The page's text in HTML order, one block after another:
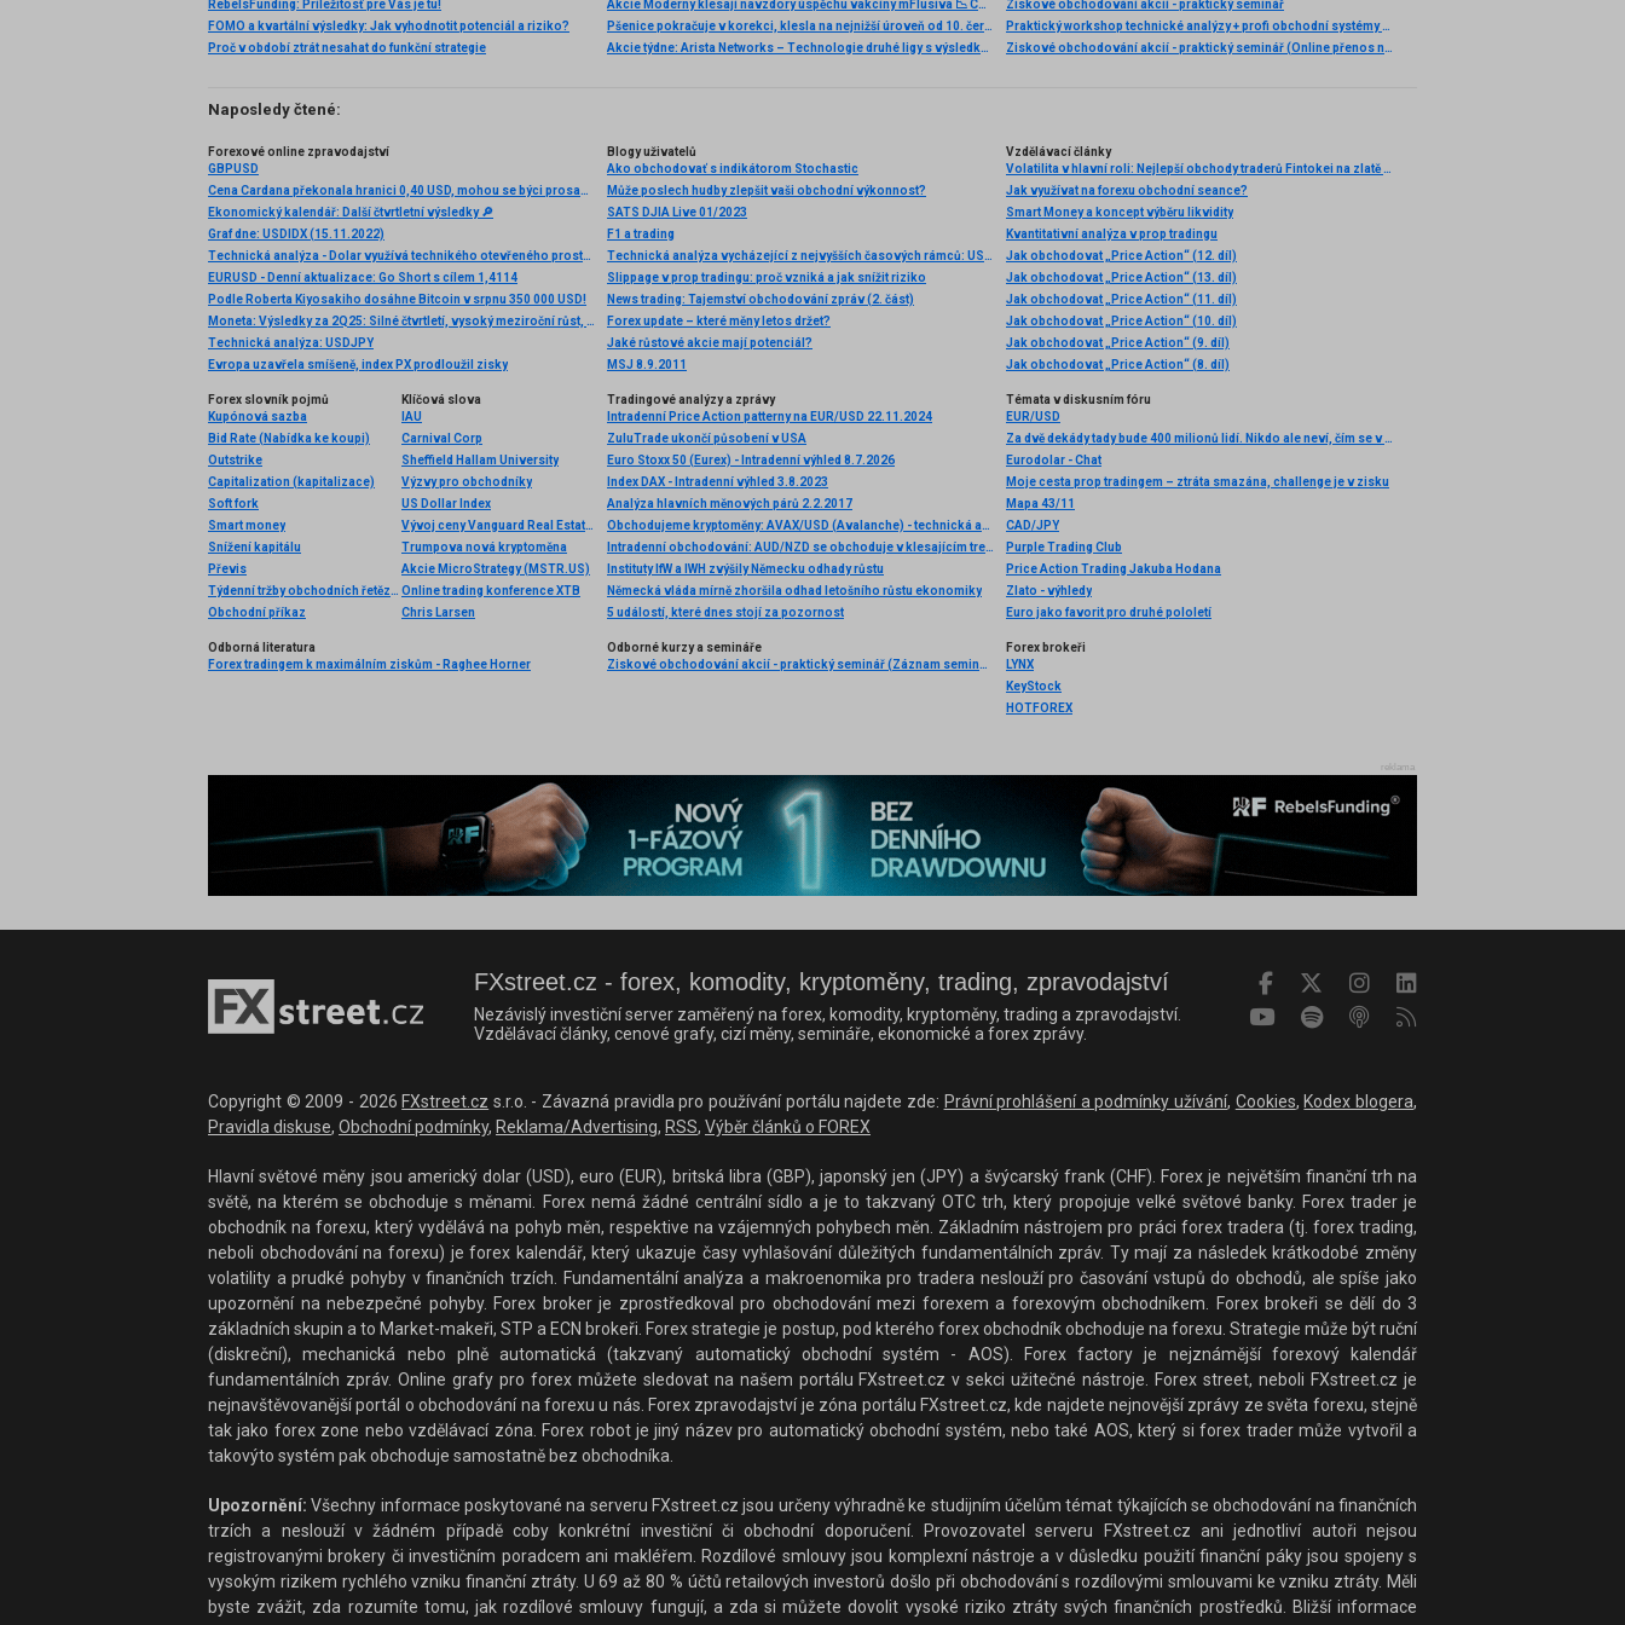
RebelsFunding: Príležitosť pre Vás je tu!
FOMO a kvartální výsledky: Jak vyhodnotit potenciál a riziko?
Proč v období ztrát nesahat do funkční strategie
Akcie Moderny klesají navzdory úspěchu vakcíny mFlusiva 📉 Co čeká lídra trhu s mRNA vakcínami?
Pšenice pokračuje v korekci, klesla na nejnižší úroveň od 10. července 🚩 Sucho, El Niño a Černé moře zůstávají v centru pozornosti
Akcie týdne: Arista Networks – Technologie druhé ligy s výsledky první ligy
Ziskové obchodování akcií - praktický seminář
Praktický workshop technické analýzy + profi obchodní systémy (Záznam semináře)
Ziskové obchodování akcií - praktický seminář (Online přenos nebo osobní účast)
Naposledy čtené:
Forexové online zpravodajství
GBPUSD
Cena Cardana překonala hranici 0,40 USD, mohou se býci prosadit?
Ekonomický kalendář: Další čtvrtletní výsledky 🔎
Graf dne: USDIDX (15.11.2022)
Technická analýza - Dolar využívá technikého otevřeného prostoru pro pohyb k první rezistenci
EURUSD - Denní aktualizace: Go Short s cílem 1,4114
Podle Roberta Kiyosakiho dosáhne Bitcoin v srpnu 350 000 USD!
Moneta: Výsledky za 2Q25: Silné čtvrtletí, vysoký meziroční růst, zvýšení celoroční projekce
Technická analýza: USDJPY
Evropa uzavřela smíšeně, index PX prodloužil zisky
Blogy uživatelů
Ako obchodovať s indikátorom Stochastic
Může poslech hudby zlepšit vaši obchodní výkonnost?
SATS DJIA Live 01/2023
F1 a trading
Technická analýza vycházející z nejvyšších časových rámců: USD/JPY
Slippage v prop tradingu: proč vzniká a jak snížit riziko
News trading: Tajemství obchodování zpráv (2. část)
Forex update – které měny letos držet?
Jaké růstové akcie mají potenciál?
MSJ 8.9.2011
Vzdělávací články
Volatilita v hlavní roli: Nejlepší obchody traderů Fintokei na zlatě a USD/JPY
Jak využívat na forexu obchodní seance?
Smart Money a koncept výběru likvidity
Kvantitativní analýza v prop tradingu
Jak obchodovat „Price Action“ (12. díl)
Jak obchodovat „Price Action“ (13. díl)
Jak obchodovat „Price Action“ (11. díl)
Jak obchodovat „Price Action“ (10. díl)
Jak obchodovat „Price Action“ (9. díl)
Jak obchodovat „Price Action“ (8. díl)
Forex slovník pojmů
Kupónová sazba
Bid Rate (Nabídka ke koupi)
Outstrike
Capitalization (kapitalizace)
Soft fork
Smart money
Snížení kapitálu
Převis
Týdenní tržby obchodních řetězců
Obchodní příkaz
Klíčová slova
IAU
Carnival Corp
Sheffield Hallam University
Výzvy pro obchodníky
US Dollar Index
Vývoj ceny Vanguard Real Estate ETF
Trumpova nová kryptoměna
Akcie MicroStrategy (MSTR.US)
Online trading konference XTB
Chris Larsen
Tradingové analýzy a zprávy
Intradenní Price Action patterny na EUR/USD 22.11.2024
ZuluTrade ukončí působení v USA
Euro Stoxx 50 (Eurex) - Intradenní výhled 8.7.2026
Index DAX - Intradenní výhled 3.8.2023
Analýza hlavních měnových párů 2.2.2017
Obchodujeme kryptoměny: AVAX/USD (Avalanche) - technická analýza 12.1.2023
Intradenní obchodování: AUD/NZD se obchoduje v klesajícím trendovém kanálu
Instituty IfW a IWH zvýšily Německu odhady růstu
Německá vláda mírně zhoršila odhad letošního růstu ekonomiky
5 událostí, které dnes stojí za pozornost
Témata v diskusním fóru
EUR/USD
Za dvě dekády tady bude 400 milionů lidí. Nikdo ale neví, čím se v zemi bude platit
Eurodolar - Chat
Moje cesta prop tradingem – ztráta smazána, challenge je v zisku
Mapa 43/11
CAD/JPY
Purple Trading Club
Price Action Trading Jakuba Hodana
Zlato - výhledy
Euro jako favorit pro druhé pololetí
Odborná literatura
Forex tradingem k maximálním ziskům - Raghee Horner
Odborné kurzy a semináře
Ziskové obchodování akcií - praktický seminář (Záznam semináře)
Forex brokeři
LYNX
KeyStock
HOTFOREX
reklama
FXstreet.cz - forex, komodity, kryptoměny, trading, zpravodajství
Nezávislý investiční server zaměřený na forex, komodity, kryptoměny, trading a zpravodajství.
Vzdělávací články, cenové grafy, cizí měny, semináře, ekonomické a forex zprávy.
Copyright © 2009 - 2026 FXstreet.cz s.r.o. - Závazná pravidla pro používání portálu najdete zde: Právní prohlášení a podmínky užívání, Cookies, Kodex blogera,
Pravidla diskuse, Obchodní podmínky, Reklama/Advertising, RSS, Výběr článků o FOREX
Hlavní světové měny jsou americký dolar (USD), euro (EUR), britská libra (GBP), japonský jen (JPY) a švýcarský frank (CHF). Forex je největším finanční trh na
světě, na kterém se obchoduje s měnami. Forex nemá žádné centrální sídlo a je to takzvaný OTC trh, který propojuje velké světové banky. Forex trader je
obchodník na forexu, který vydělává na pohyb měn, respektive na vzájemných pohybech měn. Základním nástrojem pro práci forex tradera (tj. forex trading,
neboli obchodování na forexu) je forex kalendář, který ukazuje časy vyhlašování důležitých fundamentálních zpráv. Ty mají za následek krátkodobé změny
volatility a prudké pohyby v finančních trzích. Fundamentální analýza a makroenomika pro tradera neslouží pro časování vstupů do obchodů, ale spíše jako
upozornění na nebezpečné pohyby. Forex broker je zprostředkoval pro obchodování mezi forexem a forexovým obchodníkem. Forex brokeři se dělí do 3
základních skupin a to Market-makeři, STP a ECN brokeři. Forex strategie je postup, pod kterého forex obchodník obchoduje na forexu. Strategie může být ruční
(diskreční), mechanická nebo plně automatická (takzvaný automatický obchodní systém - AOS). Forex factory je nejznámější forexový kalendář
fundamentálních zpráv. Online grafy pro forex můžete sledovat na našem portálu FXstreet.cz v sekci užitečné nástroje. Forex street, neboli FXstreet.cz je
nejnavštěvovanější portál o obchodování na forexu u nás. Forex zpravodajství je zóna portálu FXstreet.cz, kde najdete nejnovější zprávy ze světa forexu, stejně
tak jako forex zone nebo vzdělávací zóna. Forex robot je jiný název pro automatický obchodní systém, nebo také AOS, který si forex trader může vytvořil a
takovýto systém pak obchoduje samostatně bez obchodníka.
Upozornění: Všechny informace poskytované na serveru FXstreet.cz jsou určeny výhradně ke studijním účelům témat týkajících se obchodování na finančních
trzích a neslouží v žádném případě coby konkrétní investiční či obchodní doporučení. Provozovatel serveru FXstreet.cz ani jednotliví autoři nejsou
registrovanými brokery či investičním poradcem ani makléřem. Rozdílové smlouvy jsou komplexní nástroje a v důsledku použití finanční páky jsou spojeny s
vysokým rizikem rychlého vzniku finanční ztráty. U 69 až 80 % účtů retailových investorů došlo při obchodování s rozdílovými smlouvami ke vzniku ztráty. Měli
byste zvážit, zda rozumíte tomu, jak rozdílové smlouvy fungují, a zda si můžete dovolit vysoké riziko ztráty svých finančních prostředků. Bližší informace